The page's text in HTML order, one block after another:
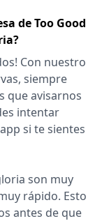
de Too Good
Con nuestro
siempre
que avisarnos
intentar
si te sientes
son muy
rápido. Esto
antes de que